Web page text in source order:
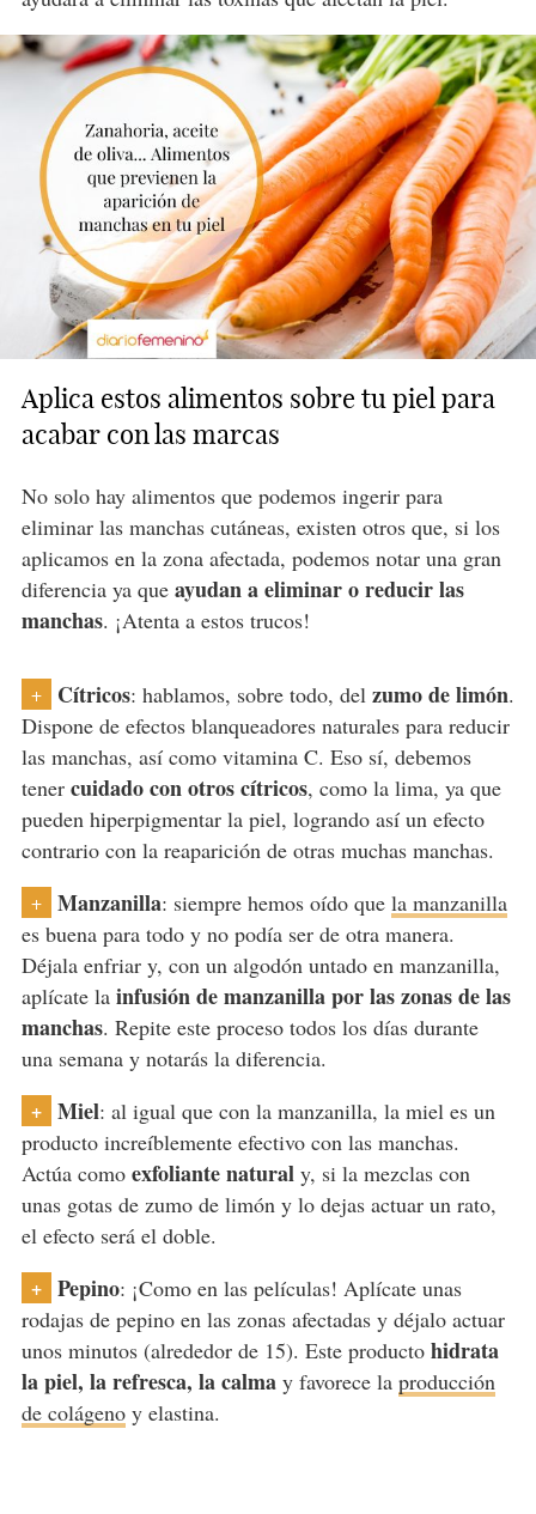
Aplica estos alimentos sobre tu piel para
acabar con las marcas
No solo hay alimentos que podemos ingerir para
eliminar las manchas cutáneas, existen otros que, si los
aplicamos en la zona afectada, podemos notar una gran
diferencia ya que ayudan a eliminar o reducir las
manchas. ¡Atenta a estos trucos!
+ Cítricos: hablamos, sobre todo, del zumo de limón.
Dispone de efectos blanqueadores naturales para reducir
las manchas, así como vitamina C. Eso sí, debemos
tener cuidado con otros cítricos, como la lima, ya que
pueden hiperpigmentar la piel, logrando así un efecto
contrario con la reaparición de otras muchas manchas.
+ Manzanilla: siempre hemos oído que la manzanilla
es buena para todo y no podía ser de otra manera.
Déjala enfriar y, con un algodón untado en manzanilla,
aplícate la infusión de manzanilla por las zonas de las
manchas. Repite este proceso todos los días durante
una semana y notarás la diferencia.
+ Miel: al igual que con la manzanilla, la miel es un
producto increíblemente efectivo con las manchas.
Actúa como exfoliante naturaly, si la mezclas con
unas gotas de zumo de limón y lo dejas actuar un rato,
el efecto será el doble.
+ Pepino: ¡Como en las películas! Aplícate unas
rodajas de pepino en las zonas afectadas y déjalo actuar
unos minutos (alrededor de 15). Este producto hidrata
la piel, la refresca, la calmay favorece la producción
de colágenoy elastina.